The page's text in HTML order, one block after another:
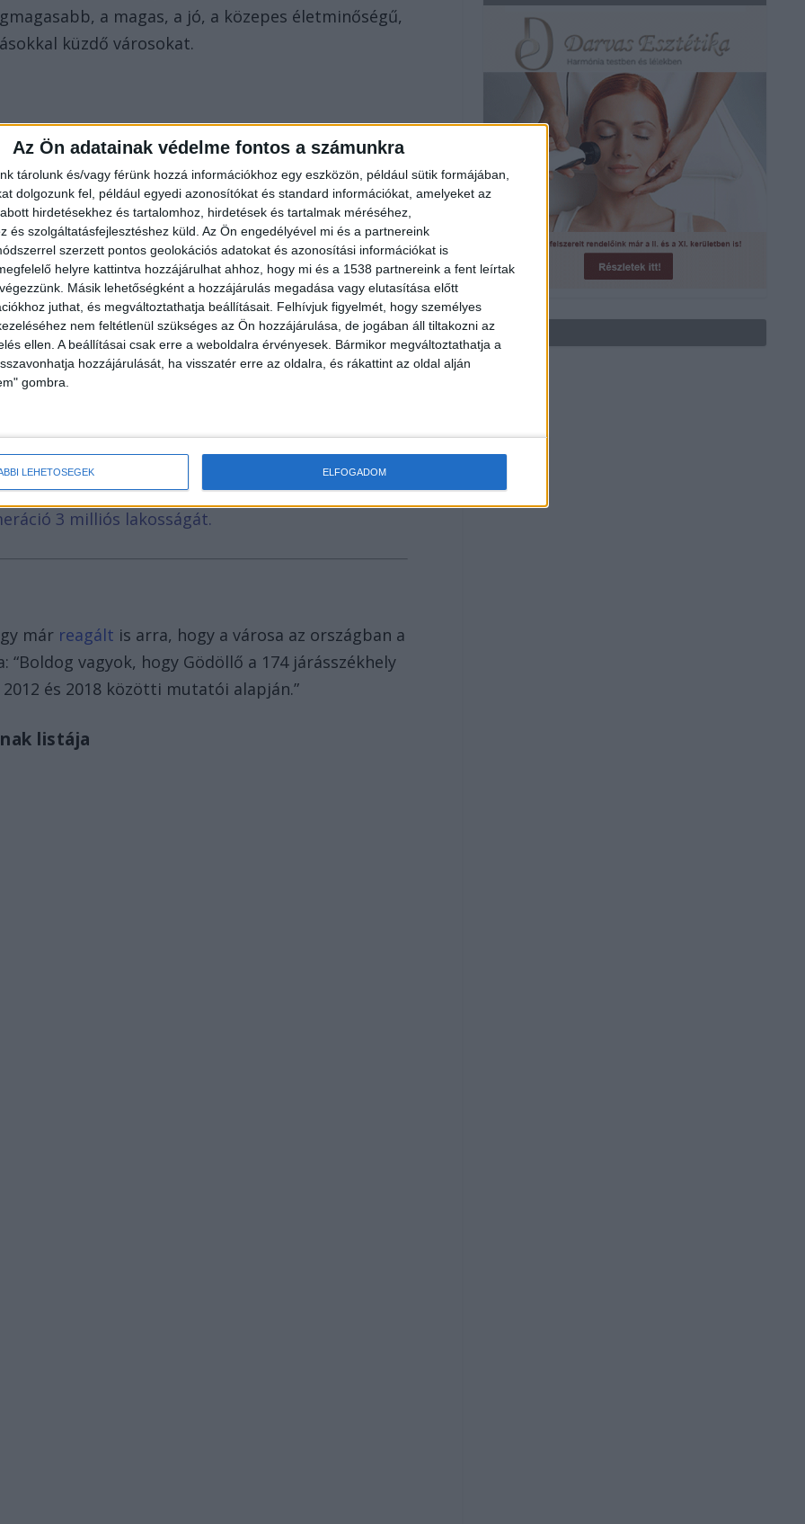
Az Ön adatainak védelme fontos a számunkra
tárolunk és/vagy férünk hozzá információkhoz egy eszközön, például sütik formájában,
dolgozunk fel, például egyedi azonosítókat és standard információkat, amelyeket az
hirdetésekhez és tartalomhoz, hirdetések és tartalmak méréséhez,
és szolgáltatásfejlesztéshez küld. Az Ön engedélyével mi és a partnereink
szerzett pontos geolokációs adatokat és azonosítási információkat is
helyre kattintva hozzájárulhat ahhoz, hogy mi és a 1538 partnereink a fent leírtak
Másik lehetőségként a hozzájárulás megadása vagy elutasítása előtt
juthat, és megváltoztathatja beállításait. Felhívjuk figyelmét, hogy személyes
nem feltétlenül szükséges az Ön hozzájárulása, de jogában áll tiltakozni az
ellen. A beállításai csak erre a weboldalra érvényesek. Bármikor megváltoztathatja a
hozzájárulását, ha visszatér erre az oldalra, és rákattint az oldal alján
gombra.
LEHETŐSÉGEK ELFOGADOM
a magas, a jó, a közepes életminőségű,
küzdő városokat.
Gödöllő, Paks és Dunakeszi mellett több
Győrt és Veszprémet.
olvassák. Olyan oldalakkal vagyunk egy
Blikk. A Facebookon már 248 ezres a
helyben hirdetni a leghatékonyabb. Nálunk
3 milliós lakosságát.
már reagált is arra, hogy a városa az országban a
vagyok, hogy Gödöllő a 174 járásszékhely
és 2018 közötti mutatói alapján.”
listája